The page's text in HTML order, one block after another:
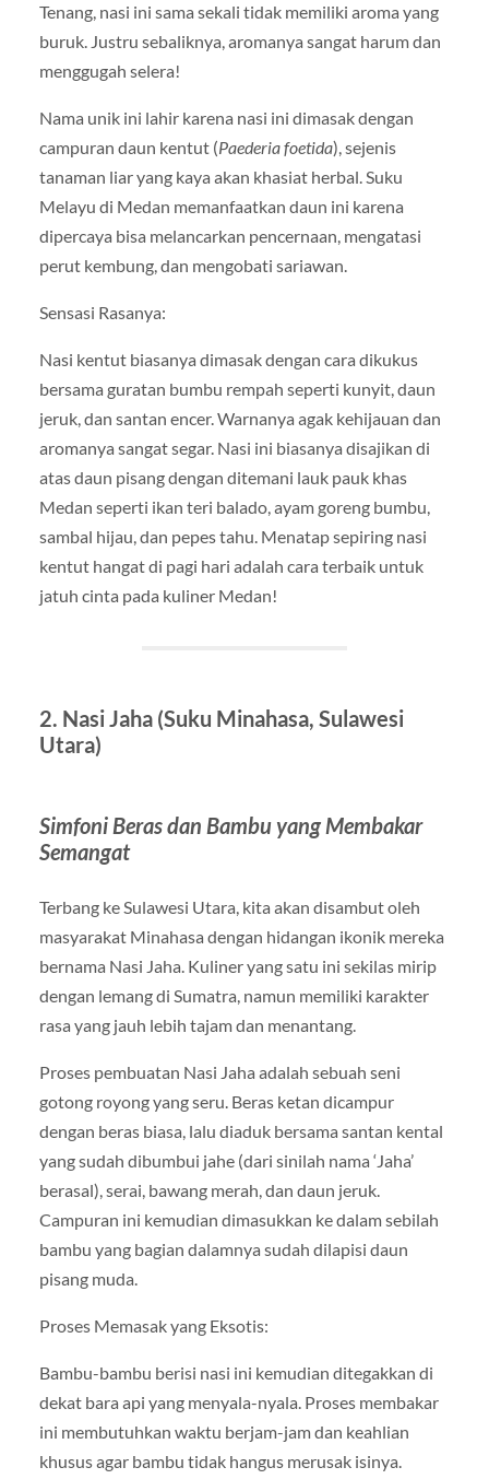
Tenang, nasi ini sama sekali tidak memiliki aroma yang
buruk. Justru sebaliknya, aromanya sangat harum dan
menggugah selera!
Nama unik ini lahir karena nasi ini dimasak dengan
campuran daun kentut (Paederia foetida), sejenis
tanaman liar yang kaya akan khasiat herbal. Suku
Melayu di Medan memanfaatkan daun ini karena
dipercaya bisa melancarkan pencernaan, mengatasi
perut kembung, dan mengobati sariawan.
Sensasi Rasanya:
Nasi kentut biasanya dimasak dengan cara dikukus
bersama guratan bumbu rempah seperti kunyit, daun
jeruk, dan santan encer. Warnanya agak kehijauan dan
aromanya sangat segar. Nasi ini biasanya disajikan di
atas daun pisang dengan ditemani lauk pauk khas
Medan seperti ikan teri balado, ayam goreng bumbu,
sambal hijau, dan pepes tahu. Menatap sepiring nasi
kentut hangat di pagi hari adalah cara terbaik untuk
jatuh cinta pada kuliner Medan!
2. Nasi Jaha (Suku Minahasa, Sulawesi
Utara)
Simfoni Beras dan Bambu yang Membakar
Semangat
Terbang ke Sulawesi Utara, kita akan disambut oleh
masyarakat Minahasa dengan hidangan ikonik mereka
bernama Nasi Jaha. Kuliner yang satu ini sekilas mirip
dengan lemang di Sumatra, namun memiliki karakter
rasa yang jauh lebih tajam dan menantang.
Proses pembuatan Nasi Jaha adalah sebuah seni
gotong royong yang seru. Beras ketan dicampur
dengan beras biasa, lalu diaduk bersama santan kental
yang sudah dibumbui jahe (dari sinilah nama ‘Jaha’
berasal), serai, bawang merah, dan daun jeruk.
Campuran ini kemudian dimasukkan ke dalam sebilah
bambu yang bagian dalamnya sudah dilapisi daun
pisang muda.
Proses Memasak yang Eksotis:
Bambu-bambu berisi nasi ini kemudian ditegakkan di
dekat bara api yang menyala-nyala. Proses membakar
ini membutuhkan waktu berjam-jam dan keahlian
khusus agar bambu tidak hangus merusak isinya.